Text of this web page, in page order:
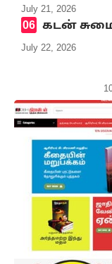
July 21, 2026
கடன்
July 22, 2026